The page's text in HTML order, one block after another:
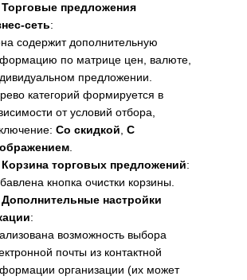
Торговые предложения
сеть:
содержит дополнительную
по матрице цен, валюте,
предложении.
категорий формируется в
от условий отбора,
Со скидкой С
Корзина торговых предложений:
кнопка очистки корзины.
Дополнительные настройки
:
возможность выбора
почты из контактной
организации (их может